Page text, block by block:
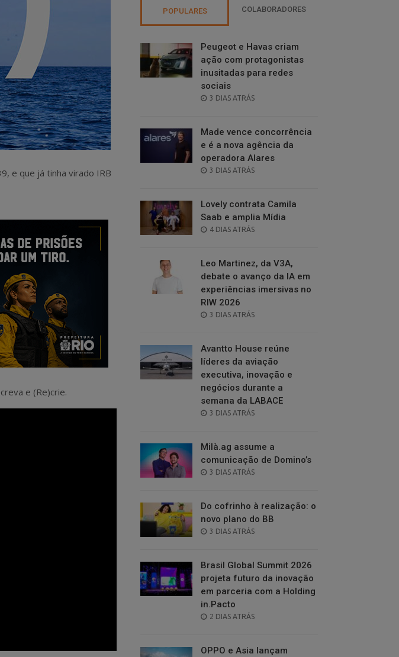
e que já tinha virado IRB
e (Re)crie.
POPULARES COLABORADORES
Peugeot e Havas criam
ação com protagonistas
inusitadas para redes
sociais
POSTED
3 DIAS ATRÁS
Made vence concorrência
e é a nova agência da
operadora Alares
POSTED
3 DIAS ATRÁS
Lovely contrata Camila
Saab e amplia Mídia
POSTED
4 DIAS ATRÁS
Leo Martinez, da V3A,
debate o avanço da IA em
experiências imersivas no
RIW 2026
POSTED
3 DIAS ATRÁS
Avantto House reúne
líderes da aviação
executiva, inovação e
negócios durante a
semana da LABACE
POSTED
3 DIAS ATRÁS
Milà.ag assume a
comunicação de Domino’s
POSTED
3 DIAS ATRÁS
Do cofrinho à realização: o
novo plano do BB
POSTED
3 DIAS ATRÁS
Brasil Global Summit 2026
projeta futuro da inovação
em parceria com a Holding
in.Pacto
POSTED
2 DIAS ATRÁS
OPPO e Asia lançam